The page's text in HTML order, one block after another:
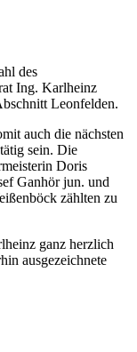
des
Ing. Karlheinz
Leonfelden.
auch die nächsten
sein. Die
Doris
Ganhör jun. und
zählten zu
ganz herzlich
ausgezeichnete